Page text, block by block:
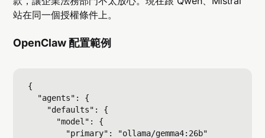
站在同一個授權條件上。
OpenClaw 配置範例
{